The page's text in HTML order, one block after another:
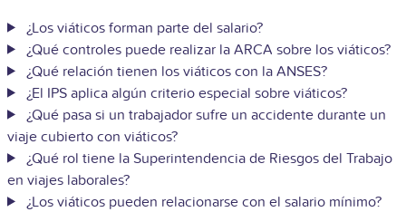
¿Los viáticos forman parte del salario?
¿Qué controles puede realizar la ARCA sobre los viáticos?
¿Qué relación tienen los viáticos con la ANSES?
¿El IPS aplica algún criterio especial sobre viáticos?
¿Qué pasa si un trabajador sufre un accidente durante un
viaje cubierto con viáticos?
¿Qué rol tiene la Superintendencia de Riesgos del Trabajo
en viajes laborales?
¿Los viáticos pueden relacionarse con el salario mínimo?